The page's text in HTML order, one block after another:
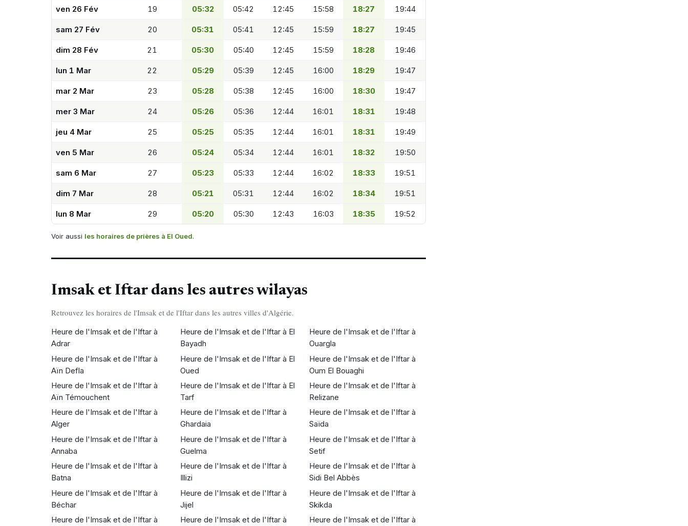
ven 26 Fév 19 05:32 05:42 12:45 15:58 18:27 19:44
sam 27 Fév 20 05:31 05:41 12:45 15:59 18:27 19:45
dim 28 Fév 21 05:30 05:40 12:45 15:59 18:28 19:46
lun 1 Mar 22 05:29 05:39 12:45 16:00 18:29 19:47
mar 2 Mar 23 05:28 05:38 12:45 16:00 18:30 19:47
mer 3 Mar 24 05:26 05:36 12:44 16:01 18:31 19:48
jeu 4 Mar 25 05:25 05:35 12:44 16:01 18:31 19:49
ven 5 Mar 26 05:24 05:34 12:44 16:01 18:32 19:50
sam 6 Mar 27 05:23 05:33 12:44 16:02 18:33 19:51
dim 7 Mar 28 05:21 05:31 12:44 16:02 18:34 19:51
lun 8 Mar 29 05:20 05:30 12:43 16:03 18:35 19:52
Voir aussi les horaires de prières à El Oued.
Imsak et Iftar dans les autres wilayas
Retrouvez les horaires de l'Imsak et de l'Iftar dans les autres villes d'Algérie.
Heure de l'Imsak et de l'Iftar à
Adrar
Heure de l'Imsak et de l'Iftar à
Aïn Defla
Heure de l'Imsak et de l'Iftar à
Aïn Témouchent
Heure de l'Imsak et de l'Iftar à
Alger
Heure de l'Imsak et de l'Iftar à
Annaba
Heure de l'Imsak et de l'Iftar à
Batna
Heure de l'Imsak et de l'Iftar à
Béchar
Heure de l'Imsak et de l'Iftar à
Heure de l'Imsak et de l'Iftar à El
Bayadh
Heure de l'Imsak et de l'Iftar à El
Oued
Heure de l'Imsak et de l'Iftar à El
Tarf
Heure de l'Imsak et de l'Iftar à
Ghardaia
Heure de l'Imsak et de l'Iftar à
Guelma
Heure de l'Imsak et de l'Iftar à
Illizi
Heure de l'Imsak et de l'Iftar à
Jijel
Heure de l'Imsak et de l'Iftar à
Heure de l'Imsak et de l'Iftar à
Ouargla
Heure de l'Imsak et de l'Iftar à
Oum El Bouaghi
Heure de l'Imsak et de l'Iftar à
Relizane
Heure de l'Imsak et de l'Iftar à
Saïda
Heure de l'Imsak et de l'Iftar à
Setif
Heure de l'Imsak et de l'Iftar à
Sidi Bel Abbès
Heure de l'Imsak et de l'Iftar à
Skikda
Heure de l'Imsak et de l'Iftar à